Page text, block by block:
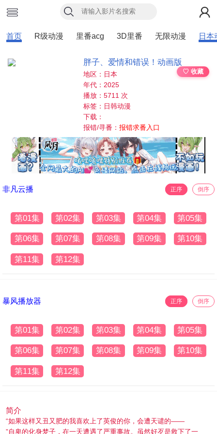
首页 R级动漫 里番acg 3D里番 无限动漫 日本
胖子、爱情和错误！动画版
♡ 收藏
地区：日本
年代：2025
播放：5711 次
标签：日韩动漫
下载：
报错/寻番：报错求番入口
非凡云播 正序 倒序
第01集 第02集 第03集 第04集 第05集
第06集 第07集 第08集 第09集 第10集
第11集 第12集
暴风播放器 正序 倒序
第01集 第02集 第03集 第04集 第05集
第06集 第07集 第08集 第09集 第10集
第11集 第12集
简介
“如果这样又丑又肥的我喜欢上了英俊的你，会遭天谴的——
”自卑的化身梦子，在一天遭遇了严重事故。虽然好歹是救下了一